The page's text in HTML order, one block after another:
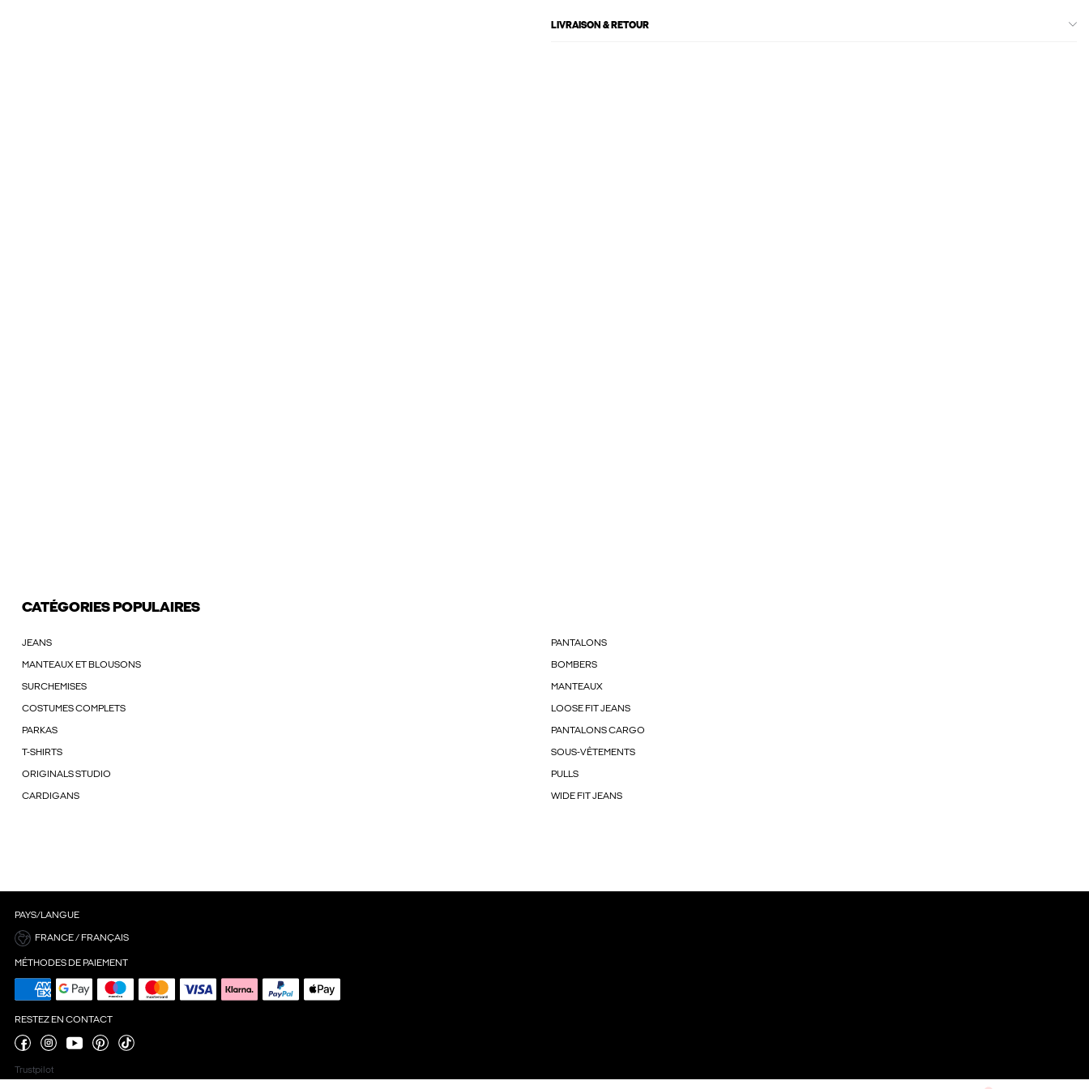
LIVRAISON & RETOUR
CATÉGORIES POPULAIRES
JEANS PANTALONS
MANTEAUX ET BLOUSONS BOMBERS
SURCHEMISES MANTEAUX
COSTUMES COMPLETS LOOSE FIT JEANS
PARKAS PANTALONS CARGO
T-SHIRTS SOUS-VÊTEMENTS
ORIGINALS STUDIO PULLS
CARDIGANS WIDE FIT JEANS
PAYS/LANGUE
FRANCE / FRANÇAIS
MÉTHODES DE PAIEMENT
RESTEZ EN CONTACT
Trustpilot